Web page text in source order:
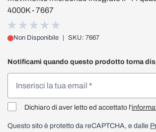
4000K - 7667
Non Disponibile SKU: 7667
Notificami quando questo prodotto torna
Dichiaro di aver letto ed accettato l'
Questo sito è protetto da reCAPTCHA, e dalle